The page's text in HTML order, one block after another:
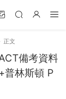
正文
備考資料
普林斯頓 P